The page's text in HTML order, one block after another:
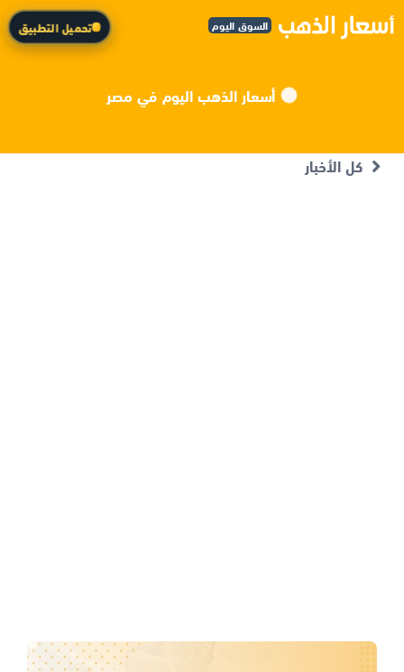
السوق اليوم تحميل التطبيق
أسعار الذهب اليوم في مصر
كل الأخبار